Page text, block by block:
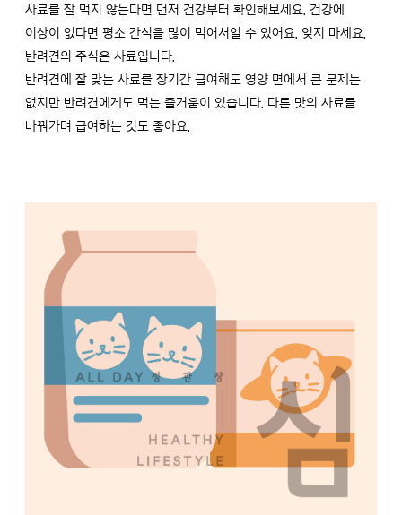
사료를 잘 먹지 않는다면 먼저 건강부터 확인해보세요. 건강에
이상이 없다면 평소 간식을 많이 먹어서일 수 있어요. 잊지 마세요.
반려견의 주식은 사료입니다.
반려견에 잘 맞는 사료를 장기간 급여해도 영양 면에서 큰 문제는
없지만 반려견에게도 먹는 즐거움이 있습니다. 다른 맛의 사료를
바꿔가며 급여하는 것도 좋아요.